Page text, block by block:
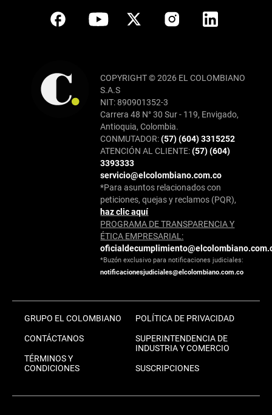
COPYRIGHT © 2026 EL COLOMBIANO
S.A.S
NIT: 890901352-3
Carrera 48 N° 30 Sur - 119, Envigado,
Antioquia, Colombia.
CONMUTADOR:(57) (604) 3315252
ATENCIÓN AL CLIENTE:(57) (604)
3393333
servicio@elcolombiano.com.co
*Para asuntos relacionados con
peticiones, quejas y reclamos (PQR),
haz clic aquí
PROGRAMA DE TRANSPARENCIA Y
ÉTICA EMPRESARIAL:
*Buzón exclusivo para notificaciones judiciales:
notificacionesjudiciales@elcolombiano.com.co
GRUPO EL COLOMBIANO
CONTÁCTANOS
TÉRMINOS Y
CONDICIONES
POLÍTICA DE PRIVACIDAD
SUPERINTENDENCIA DE
INDUSTRIA Y COMERCIO
SUSCRIPCIONES